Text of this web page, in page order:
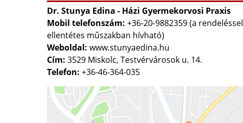
Dr. Stunya Edina - Házi Gyermekorvosi Praxis
Mobil telefonszám: +36-20-9882359 (a rendeléssel
ellentétes műszakban hívható)
Weboldal: www.stunyaedina.hu
Cím: 3529 Miskolc, Testvérvárosok u. 14.
Telefon: +36-46-364-035